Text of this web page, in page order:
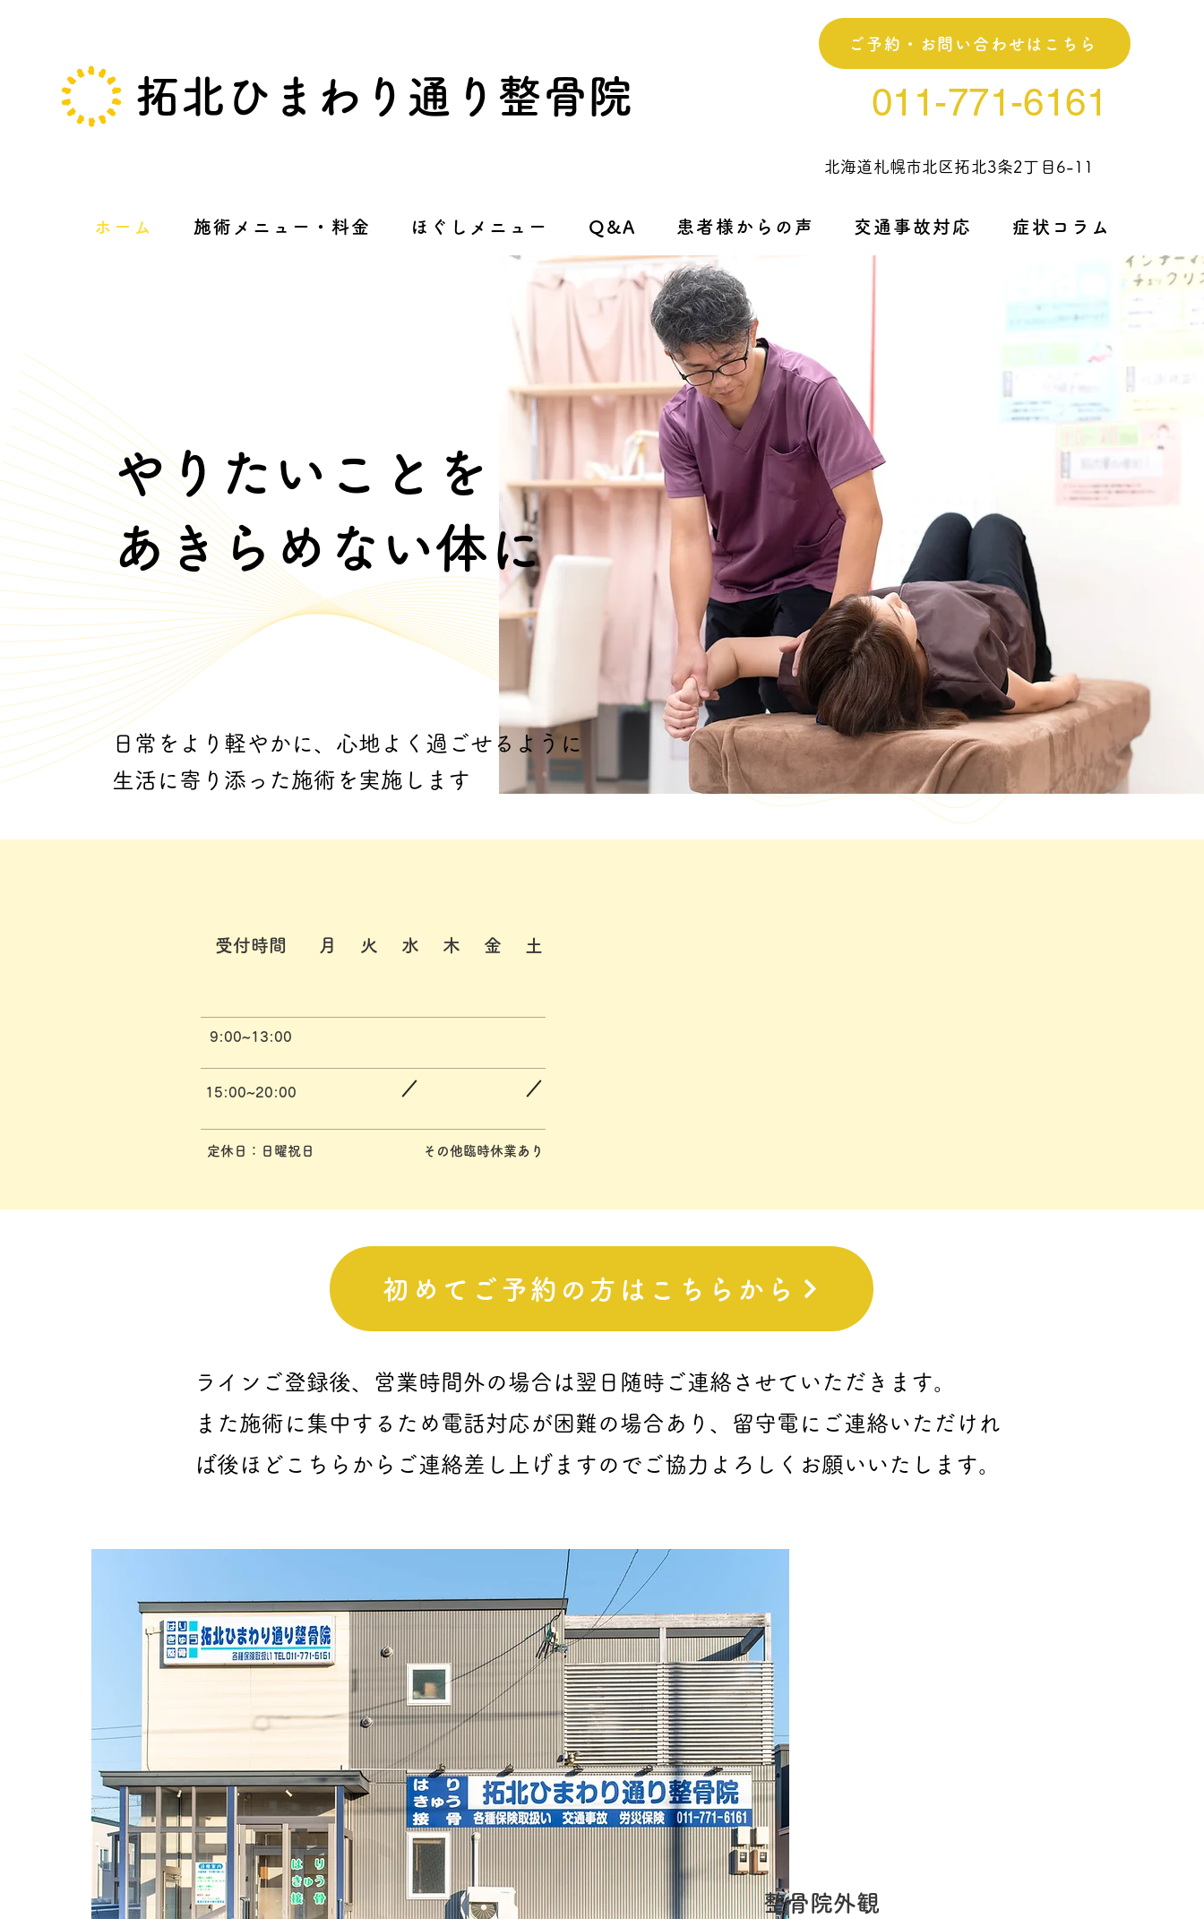
拓北ひまわり通り整骨院
ご予約・お問い合わせはこちら
011-771-6161
北海道札幌市北区拓北3条2丁目6-11
ホーム 施術メニュー・料金 ほぐしメニュー Q&A 患者様からの声 交通事故対応 症状コラム
やりたいことを
あきらめない体に
日常をより軽やかに、心地よく過ごせるように
生活に寄り添った施術を実施します
受付時間 ​月 火 水 木 金 土
9:00~13:00
15:00~20:00
定休日：日曜祝日 その他臨時休業あり
初めてご予約の方はこちらから
ラインご登録後、営業時間外の場合は翌日随時ご連絡させていただきます。
また施術に集中するため電話対応が困難の場合あり、留守電にご連絡いただけれ
ば後ほどこちらからご連絡差し上げますのでご協力よろしくお願いいたします。
整骨院外観